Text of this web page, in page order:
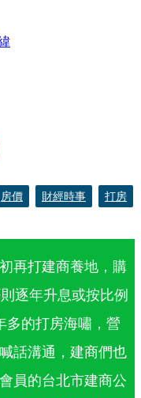
房價 財經時事 打房
再打建商養地，購
逐年升息或按比例
多的打房海嘯，營
話溝通，建商們也
員的台北市建商公